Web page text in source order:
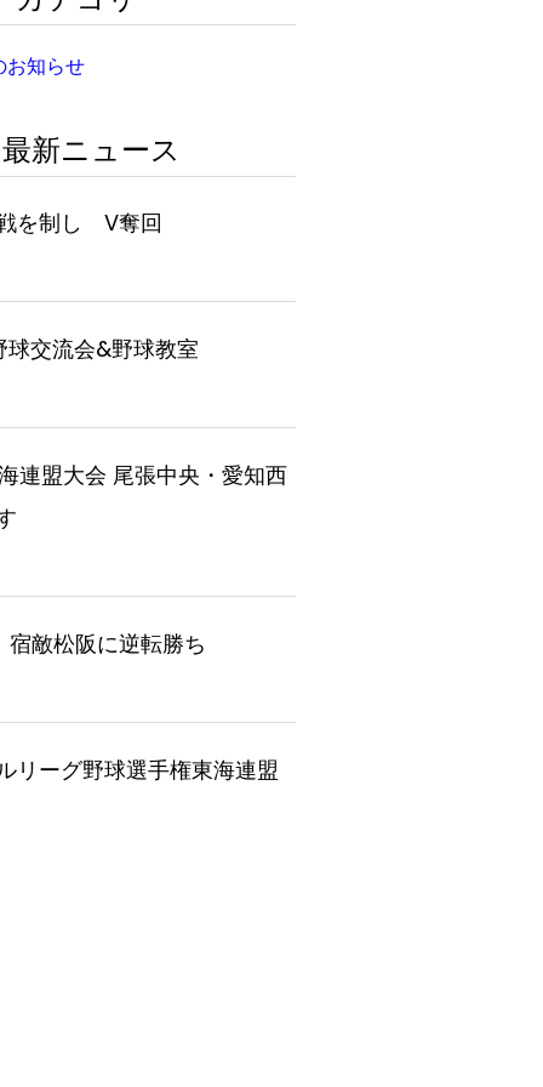
お知らせ
最新ニュース
を制し V奪回
球交流会&野球教室
連盟大会 尾張中央・愛知西
敵松阪に逆転勝ち
リーグ野球選手権東海連盟